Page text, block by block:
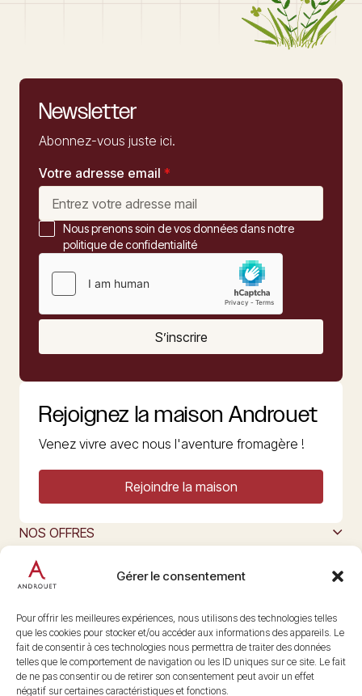
Gérer le consentement
Pour offrir les meilleures expériences, nous utilisons des technologies telles
que les cookies pour stocker et/ou accéder aux informations des appareils. Le
fait de consentir à ces technologies nous permettra de traiter des données
telles que le comportement de navigation ou les ID uniques sur ce site. Le fait
de ne pas consentir ou de retirer son consentement peut avoir un effet
négatif sur certaines caractéristiques et fonctions.
Newsletter
Abonnez-vous juste ici.
Votre adresse email *
Nous prenons soin de vos données dans notre
politique de confidentialité
S’inscrire
Rejoignez la maison Androuet
Venez vivre avec nous l'aventure fromagère !
Rejoindre la maison
NOS OFFRES
L’ART DU FROMAGE
Nous suivre
@maisonandrouet
Copyright © 2026 Androuet
Site parMake the Grade